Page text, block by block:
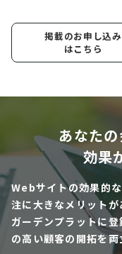
掲載のお申し込み
はこちら
あなた
効果
Webサイトの効果的
注に大きなメリットが
ガーデンプラットに
の高い顧客の開拓を両